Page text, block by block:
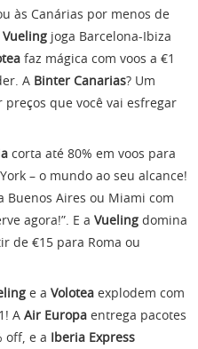
às Canárias por menos de
Vueling joga Barcelona-Ibiza
faz mágica com voos a €1
A Binter Canarias? Um
preços que você vai esfregar
corta até 80% em voos para
– o mundo ao seu alcance!
Buenos Aires ou Miami com
agora!”. E a Vueling domina
de €15 para Roma ou
e a Volotea explodem com
A Air Europa entrega pacotes
off, e a
Iberia Express